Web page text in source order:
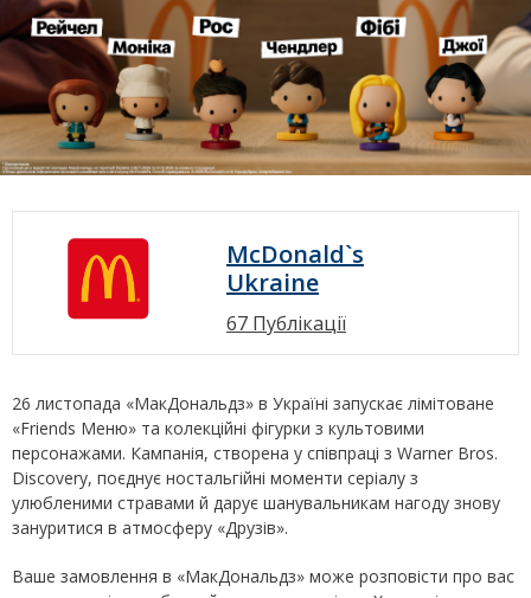
McDonald`s
Ukraine
67 Публікації
26 листопада «МакДональдз» в Україні запускає лімітоване
«Friends Меню» та колекційні фігурки з культовими
персонажами. Кампанія, створена у співпраці з Warner Bros.
Discovery, поєднує ностальгійні моменти серіалу з
улюбленими стравами й дарує шанувальникам нагоду знову
зануритися в атмосферу «Друзів».
Ваше замовлення в «МакДональдз» може розповісти про вас